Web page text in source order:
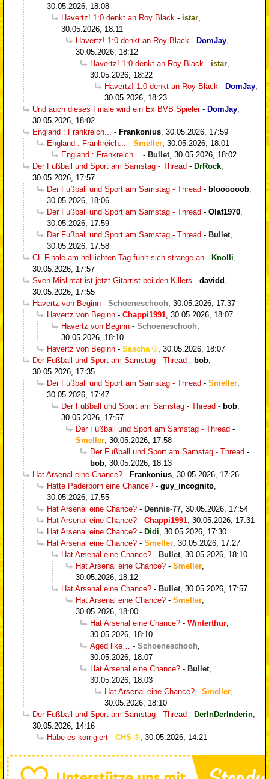
30.05.2026, 18:08
Havertz! 1:0 denkt an Roy Black - istar
30.05.2026, 18:11
Havertz! 1:0 denkt an Roy Black - DomJay
30.05.2026, 18:12
Havertz! 1:0 denkt an Roy Black - istar
30.05.2026, 18:22
Havertz! 1:0 denkt an Roy Black - DomJay
30.05.2026, 18:23
Und auch dieses Finale wird ein Ex BVB Spieler- DomJay
30.05.2026, 18:02
England : Frankreich...
- Frankonius 30.05.2026, 17:59
England : Frankreich...
- Smeller 30.05.2026, 18:01
England : Frankreich...
- Bullet 30.05.2026, 18:02
Der Fußball und Sport am Samstag - Thread - DrRock
30.05.2026, 17:57
Der Fußball und Sport am Samstag - Thread - bloooooob
30.05.2026, 18:06
Der Fußball und Sport am Samstag - Thread - Olaf1970
30.05.2026, 17:59
Der Fußball und Sport am Samstag - Thread - Bullet
30.05.2026, 17:58
CL Finale am helllichten Tag fühlt sich strange an - Knolli
30.05.2026, 17:57
Sven Mislintat ist jetzt Gitarrist bei den Killers - davidd
30.05.2026, 17:55
Havertz von Beginn - Schoeneschooh 30.05.2026, 17:37
Havertz von Beginn - Chappi1991 30.05.2026, 18:07
Havertz von Beginn - Schoeneschooh
30.05.2026, 18:10
Havertz von Beginn - Sascha
30.05.2026, 18:07
Der Fußball und Sport am Samstag - Thread - bob
30.05.2026, 17:35
Der Fußball und Sport am Samstag - Thread - Smeller
30.05.2026, 17:47
Der Fußball und Sport am Samstag - Thread - bob
30.05.2026, 17:57
Der Fußball und Sport am Samstag - Thread -
Smeller 30.05.2026, 17:58
Der Fußball und Sport am Samstag - Thread -
bob 30.05.2026, 18:13
Hat Arsenal eine Chance? - Frankonius 30.05.2026, 17:26
Hatte Paderborn eine Chance? - guy_incognito
30.05.2026, 17:55
Hat Arsenal eine Chance? - Dennis-77 30.05.2026, 17:54
Hat Arsenal eine Chance? - Chappi1991 30.05.2026, 17:31
Hat Arsenal eine Chance? - Didi 30.05.2026, 17:30
Hat Arsenal eine Chance? - Smeller 30.05.2026, 17:27
Hat Arsenal eine Chance? - Bullet 30.05.2026, 18:10
Hat Arsenal eine Chance? - Smeller
30.05.2026, 18:12
Hat Arsenal eine Chance? - Bullet 30.05.2026, 17:57
Hat Arsenal eine Chance? - Smeller
30.05.2026, 18:00
Hat Arsenal eine Chance? - Winterthur
30.05.2026, 18:10
Aged like…
- Schoeneschooh
30.05.2026, 18:07
Hat Arsenal eine Chance? - Bullet
30.05.2026, 18:03
Hat Arsenal eine Chance? - Smeller
30.05.2026, 18:10
Der Fußball und Sport am Samstag - Thread - DerInDerInderin
30.05.2026, 14:16
Habe es korrigiert - CHS 30.05.2026, 14:21